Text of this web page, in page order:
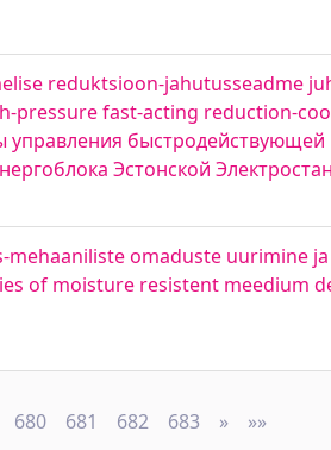
reduktsioon-jahutusseadme
pressure fast-acting reduction-
быстродействующей
Эстонской
omaduste uurimine
of moisture resistent meedium
680 681 682 683 » Next
»»